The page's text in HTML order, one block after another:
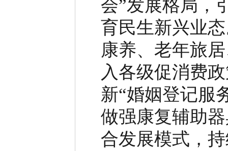
会”发展格局，
育民生新兴业
康养、老年旅
入各级促消费
新“婚姻登记服
做强康复辅助
合发展模式，